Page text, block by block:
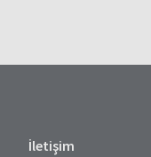
İletişim